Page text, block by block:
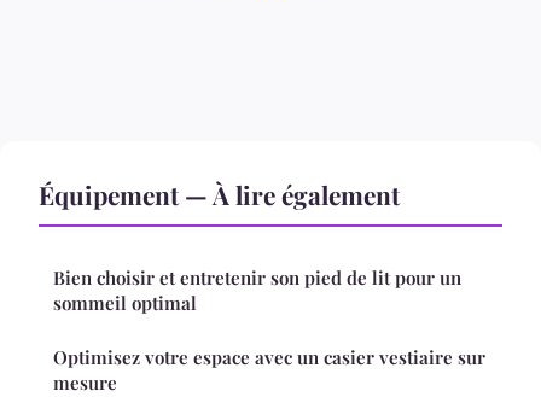
Équipement — À lire également
Bien choisir et entretenir son pied de lit pour un
sommeil optimal
Optimisez votre espace avec un casier vestiaire sur
mesure